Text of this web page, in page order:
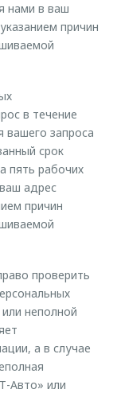
нами в ваш
причин
в течение
вашего запроса
срок
пять рабочих
адрес
причин
проверить
неполной
а в случае
Авто» или